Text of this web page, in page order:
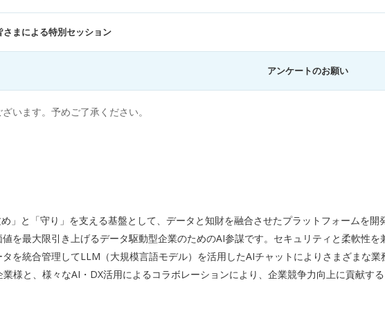
さまによる特別セッション
アンケートのお願い
います。予めご了承ください。
」と「守り」を支える基盤として、データと知財を融合させたプラットフォームを
を最大限引き上げるデータ駆動型企業のためのAI参謀です。セキュリティと柔軟性
を統合管理してLLM（大規模言語モデル）を活用したAIチャットによりさまざまな業
業様と、様々なAI・DX活用によるコラボレーションにより、企業競争力向上に貢献す